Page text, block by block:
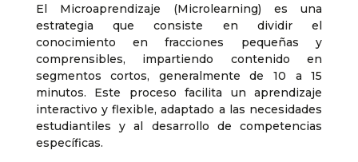
El Microaprendizaje (Microlearning) es una
estrategia que consiste en dividir el
conocimiento en fracciones pequeñas y
comprensibles, impartiendo contenido en
segmentos cortos, generalmente de 10 a 15
minutos. Este proceso facilita un aprendizaje
interactivo y flexible, adaptado a las necesidades
estudiantiles y al desarrollo de competencias
específicas.